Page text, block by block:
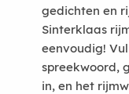
gedichten en
Sinterklaas
eenvoudig!
spreekwoord,
in, en het